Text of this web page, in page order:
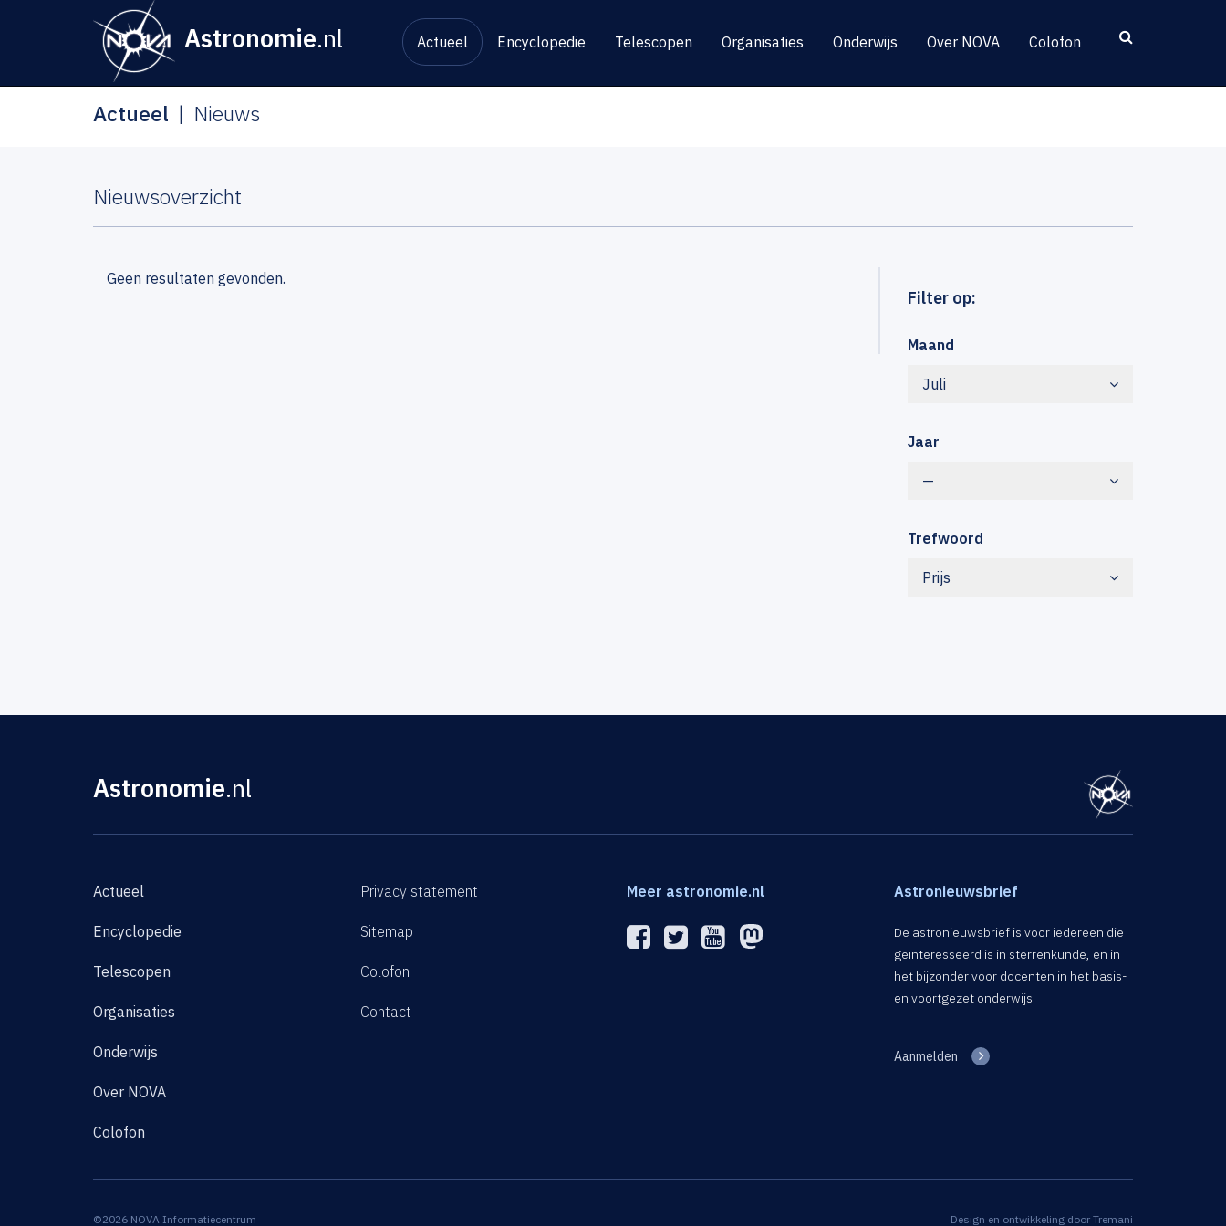
Astronomie.nl Actueel Encyclopedie Telescopen Organisaties Onderwijs Over NOVA Colofon
Actueel Nieuws
Nieuwsoverzicht
Filter op:
Maand
Juli
Jaar
—
Trefwoord
Prijs
Geen resultaten gevonden.
Astronomie.nl
Actueel
Encyclopedie
Telescopen
Organisaties
Onderwijs
Over NOVA
Colofon
Privacy statement
Sitemap
Colofon
Contact
Meer astronomie.nl Astronieuwsbrief
De astronieuwsbrief is voor iedereen die
geïnteresseerd is in sterrenkunde, en in
het bijzonder voor docenten in het basis-
en voortgezet onderwijs.
Aanmelden
©2026 NOVA Informatiecentrum Design en ontwikkeling door Tremani